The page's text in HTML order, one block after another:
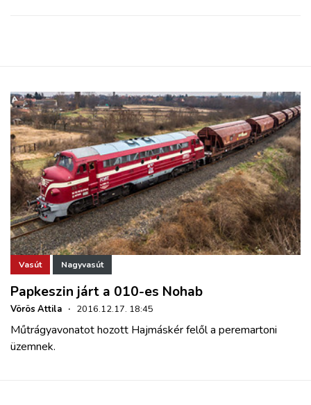
Vasút Nagyvasút
Papkeszin járt a 010-es Nohab
Vörös Attila · 2016.12.17. 18:45
Műtrágyavonatot hozott Hajmáskér felől a peremartoni
üzemnek.